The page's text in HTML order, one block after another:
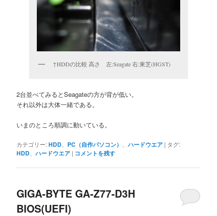
↑HDDの比較 高さ 左:Seagate 右:東芝(HGST)
2台並べてみるとSeagateの方が背が低い。
それ以外は大体一緒である。
いまのところ順調に動いている。
カテゴリー:HDD PC（自作パソコン） 、ハードウエア | タグ:
HDD 、ハードウエア | コメントを残す
GIGA-BYTE GA-Z77-D3H
BIOS(UEFI)